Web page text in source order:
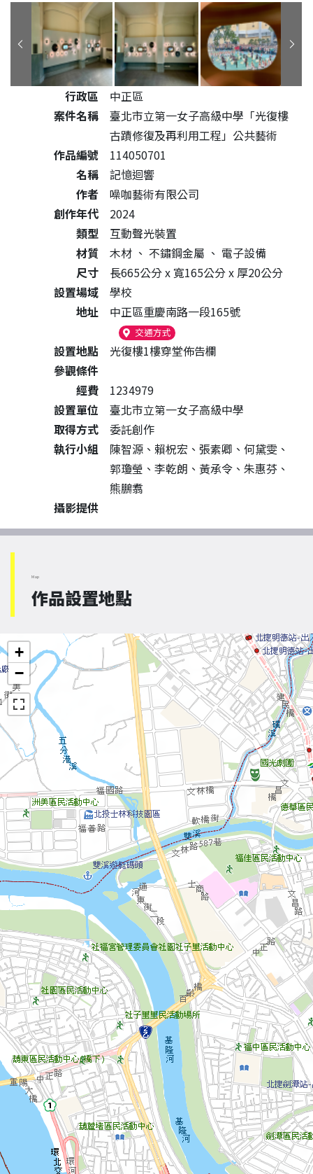
公共藝術作品詳細資料
行政區
中正區
案件名稱
臺北市立第一女子高級中學「光復樓
古蹟修復及再利用工程」公共藝術
作品編號
114050701
名稱
記憶迴響
作者
噪咖藝術有限公司
創作年代
2024
類型
互動聲光裝置
材質
木材 、 不鏽鋼金屬 、 電子設備
尺寸
長665公分 x 寬165公分 x 厚20公分
設置場域
學校
地址
中正區重慶南路一段165號
交通方式（另開新視窗）
設置地點
光復樓1樓穿堂佈告欄
參觀條件
經費
1234979
設置單位
臺北市立第一女子高級中學
取得方式
委託創作
執行小組
陳智源、賴柷宏、張素卿、何黛雯、
郭瓊瑩、李乾朗、黃承令、朱惠芬、
熊鵬翥
攝影提供
Map
作品設置地點
+
−